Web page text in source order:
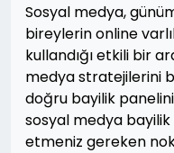
Sosyal medya,
bireylerin online
kullandığı etkili bir
medya stratejilerini
doğru bayilik
sosyal medya
etmeniz gereken